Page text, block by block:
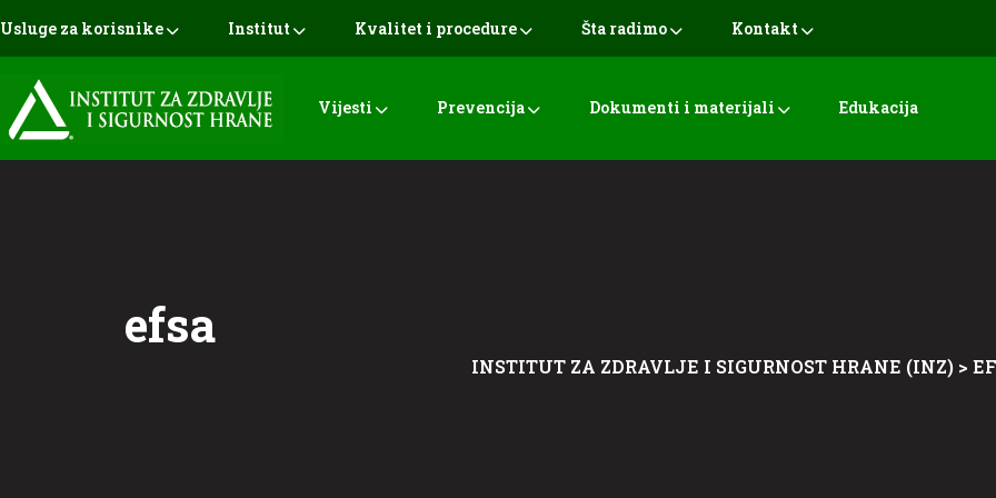
Usluge za korisnike Institut Kvalitet i procedure Šta radimo Kontakt
Vijesti Prevencija Dokumenti i materijali Edukacija
efsa
INSTITUT ZA ZDRAVLJE I SIGURNOST HRANE (INZ) >